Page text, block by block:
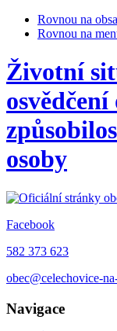
Rovnou na
Rovnou na
Životní
osoby
Facebook
582 373 623
obec@celechovice-
Navigace